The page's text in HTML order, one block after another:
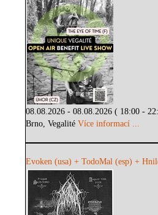
08.08.2026 - 08.08.2026 ( 18:00 -
Brno, VegalitéVíce informací ...
Evoken (usa) + TodoMal (esp) +